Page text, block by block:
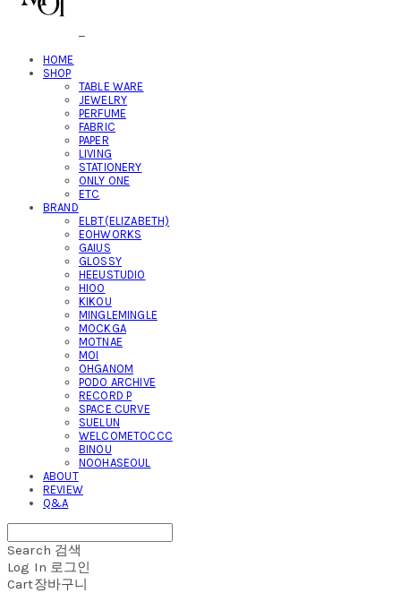
HOME
SHOP
TABLE WARE
JEWELRY
PERFUME
FABRIC
PAPER
LIVING
STATIONERY
ONLY ONE
ETC
BRAND
ELBT(ELIZABETH)
EOHWORKS
GAIUS
GLOSSY
HEEUSTUDIO
HIOO
KIKOU
MINGLEMINGLE
MOCKGA
MOTNAE
MOI
OHGANOM
PODO ARCHIVE
RECORD P
SPACE CURVE
SUELUN
WELCOMETOCCC
BINOU
NOOHASEOUL
ABOUT
REVIEW
Q&A
Search 검색
Log In 로그인
Cart장바구니